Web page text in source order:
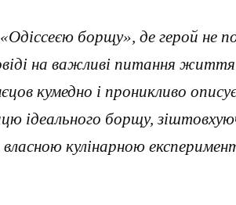
борщу», де герой не
на важливі питання життя
кумедно і проникливо
ідеального борщу,
кулінарною